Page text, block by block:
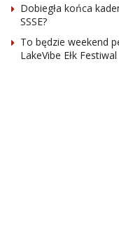
Dobiegła końca
SSSE?
To będzie weekend
LakeVibe Ełk Festiwal